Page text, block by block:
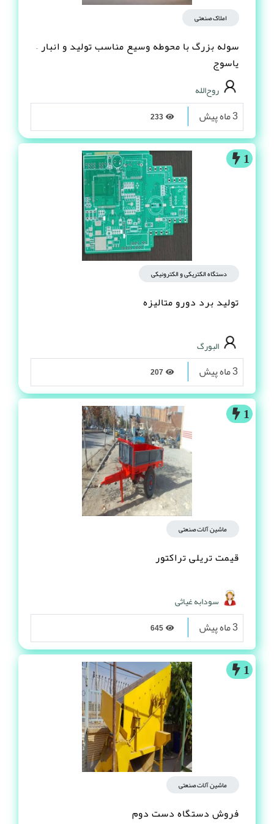
املاک صنعتی
سوله بزرگ با محوطه وسیع مناسب تولید و انبار –
یاسوج
روح‌الله
3 ماه پیش
1
دستگاه الکتریکی و الکترونیکی
تولید برد دورو متالیزه
البورگ
3 ماه پیش
1
ماشین آلات صنعتی
قیمت تریلی تراکتور
سودابه غیاثی
3 ماه پیش
1
ماشین آلات صنعتی
فروش دستگاه دست دوم